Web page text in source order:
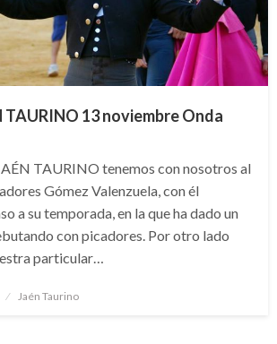
TAURINO 13 noviembre Onda
TAURINO tenemos con nosotros al
Gómez Valenzuela, con él
a su temporada, en la que ha dado un
con picadores. Por otro lado
particular…
Jaén Taurino